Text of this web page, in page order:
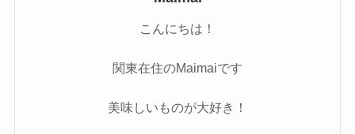
こんにちは！
関東在住のMaimaiです
美味しいものが大好き！